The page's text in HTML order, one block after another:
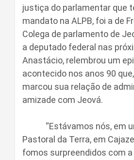
justiça do parlamentar que
mandato na ALPB, foi a de
Colega de parlamento de
a deputado federal nas
Anastácio, relembrou um
acontecido nos anos 90
marcou sua relação de
amizade com Jeová.
“Estávamos nós, em
Pastoral da Terra, em
fomos surpreendidos com